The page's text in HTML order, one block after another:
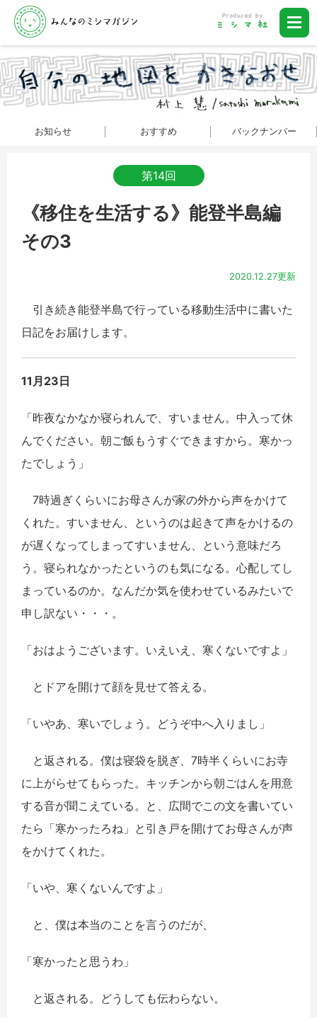
お知らせ おすすめ バックナンバー
第14回
《移住を生活する》能登半島編
その3
2020.12.27更新
引き続き能登半島で行っている移動生活中に書いた
日記をお届けします。
11月23日
「昨夜なかなか寝られんで、すいません。中入って休
んでください。朝ご飯もうすぐできますから。寒かっ
たでしょう」
7時過ぎくらいにお母さんが家の外から声をかけて
くれた。すいません、というのは起きて声をかけるの
が遅くなってしまってすいません、という意味だろ
う。寝られなかったというのも気になる。心配してし
まっているのか。なんだか気を使わせているみたいで
申し訳ない・・・。
「おはようございます。いえいえ、寒くないですよ」
とドアを開けて顔を見せて答える。
「いやあ、寒いでしょう。どうぞ中へ入りまし」
と返される。僕は寝袋を脱ぎ、7時半くらいにお寺
に上がらせてもらった。キッチンから朝ごはんを用意
する音が聞こえている。と、広間でこの文を書いてい
たら「寒かったろね」と引き戸を開けてお母さんが声
をかけてくれた。
「いや、寒くないんですよ」
と、僕は本当のことを言うのだが、
「寒かったと思うわ」
と返される。どうしても伝わらない。